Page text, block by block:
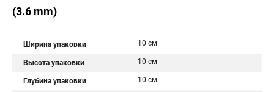
(3.6 mm)
Ширина упаковки 10 см
Высота упаковки 10 см
Глубина упаковки 10 см